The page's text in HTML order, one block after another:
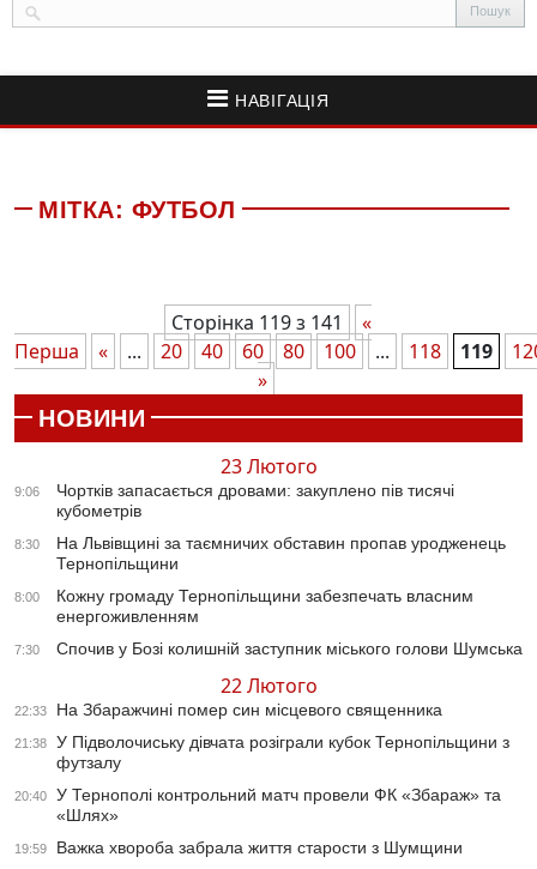
НАВІГАЦІЯ
МІТКА: ФУТБОЛ
Сторінка 119 з 141
«
Перша
« ... 20 40 60 80 100 ... 118 119
»
НОВИНИ
23 Лютого
9:06
Чортків запасається дровами: закуплено пів тисячі
кубометрів
8:30
На Львівщині за таємничих обставин пропав уродженець
Тернопільщини
8:00
Кожну громаду Тернопільщини забезпечать власним
енергоживленням
7:30 Спочив у Бозі колишній заступник міського голови Шумська
22 Лютого
22:33 На Збаражчині помер син місцевого священника
21:38
У Підволочиську дівчата розіграли кубок Тернопільщини з
футзалу
20:40
У Тернополі контрольний матч провели ФК «Збараж» та
«Шлях»
19:59 Важка хвороба забрала життя старости з Шумщини